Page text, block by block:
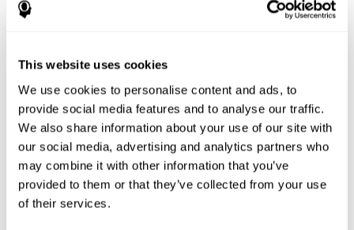
This website uses cookies
We use cookies to personalise content and ads, to
provide social media features and to analyse our traffic.
We also share information about your use of our site with
our social media, advertising and analytics partners who
may combine it with other information that you’ve
provided to them or that they’ve collected from your use
of their services.
digitalizados se miden en total 23 habilidades cognitivas,
3.Informes automatizados:Con la información del cuestionario
informes automatizados que recibe el profesional (docente,
orientador o terapeuta), en el que se incluyen recomendaciones y
pautas para el aula.
Informe profesional